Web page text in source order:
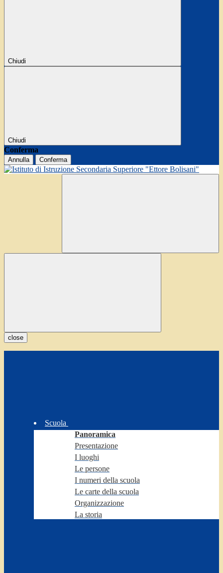
Chiudi
Chiudi
Conferma
Annulla Conferma
close
Scuola
Panoramica
Presentazione
I luoghi
Le persone
I numeri della scuola
Le carte della scuola
Organizzazione
La storia